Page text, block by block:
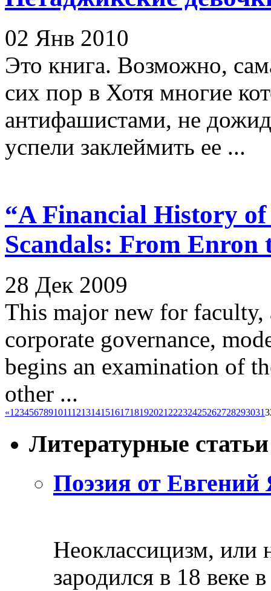
02 Янв 2010
Это книга. Возможно,
сих пор в Хотя многие
антифашистами, не
успели заклеймить ее ...
“A Financial History
Scandals: From Enron
28 Дек 2009
This major new for faculty,
corporate governance,
begins an examination of
other ...
«1 23456789101112131415161718192021 22232425262728293031
Литературные статьи
Поэзия от Евгений
Неоклассицизм, или
зародился в 18 веке